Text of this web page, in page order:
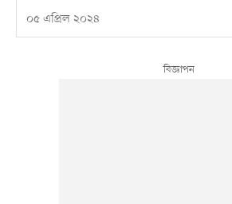
০৫ এপ্রিল ২০২৪